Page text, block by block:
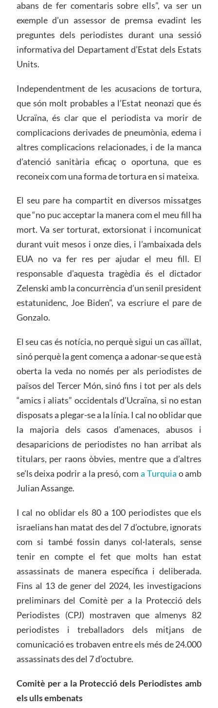
abans de fer comentaris sobre ells”, va ser un
exemple d’un assessor de premsa evadint les
preguntes dels periodistes durant una sessió
informativa del Departament d’Estat dels Estats
Units.
Independentment de les acusacions de tortura,
que són molt probables a l’Estat neonazi que és
Ucraïna, és clar que el periodista va morir de
complicacions derivades de pneumònia, edema i
altres complicacions relacionades, i de la manca
d’atenció sanitària eficaç o oportuna, que es
reconeix com una forma de tortura en si mateixa.
El seu pare ha compartit en diversos missatges
que “no puc acceptar la manera com el meu fill ha
mort. Va ser torturat, extorsionat i incomunicat
durant vuit mesos i onze dies, i l’ambaixada dels
EUA no va fer res per ajudar el meu fill. El
responsable d’aquesta tragèdia és el dictador
Zelenski amb la concurrència d’un senil president
estatunidenc, Joe Biden”, va escriure el pare de
Gonzalo.
El seu cas és notícia, no perquè sigui un cas aïllat,
sinó perquè la gent comença a adonar-se que està
oberta la veda no només per als periodistes de
països del Tercer Món, sinó fins i tot per als dels
“amics i aliats” occidentals d’Ucraïna, si no estan
disposats a plegar-se a la línia. I cal no oblidar que
la majoria dels casos d’amenaces, abusos i
desaparicions de periodistes no han arribat als
titulars, per raons òbvies, mentre que a d’altres
se’ls deixa podrir a la presó, com a Turquia o amb
Julian Assange.
I cal no oblidar els 80 a 100 periodistes que els
israelians han matat des del 7 d’octubre, ignorats
com si també fossin danys col·laterals, sense
tenir en compte el fet que molts han estat
assassinats de manera específica i deliberada.
Fins al 13 de gener del 2024, les investigacions
preliminars del Comitè per a la Protecció dels
Periodistes (CPJ) mostraven que almenys 82
periodistes i treballadors dels mitjans de
comunicació es trobaven entre els més de 24.000
assassinats des del 7 d’octubre.
Comitè per a la Protecció dels Periodistes amb
els ulls embenats